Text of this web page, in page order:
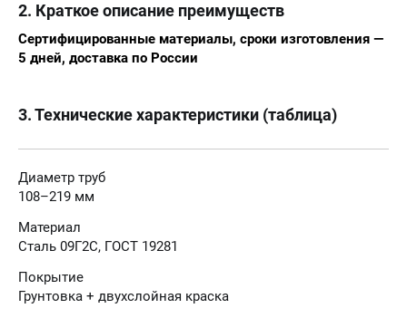
2. Краткое описание преимуществ
Сертифицированные материалы, сроки изготовления —
5 дней, доставка по России
3. Технические характеристики (таблица)
Диаметр труб
108–219 мм
Материал
Сталь 09Г2С, ГОСТ 19281
Покрытие
Грунтовка + двухслойная краска